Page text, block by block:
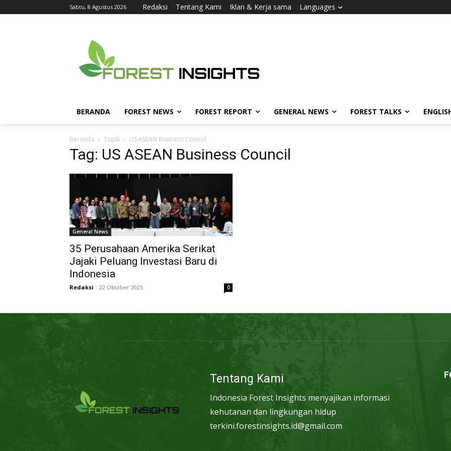
Sabtu, 8 Agustus 2026 Redaksi Tentang Kami Iklan & Kerja sama Languages
BERANDA FOREST NEWS FOREST REPORT GENERAL NEWS FOREST TALKS
Beranda Topik US ASEAN Business Council
Tag: US ASEAN Business Council
General News
35 Perusahaan Amerika Serikat
Jajaki Peluang Investasi Baru di
Indonesia
Redaksi - 22 Oktober 2025 0
Tentang Kami
Indonesia Forest Insights menyajikan informasi
kehutanan dan lingkungan hidup
terkini.forestinsights.id@gmail.com